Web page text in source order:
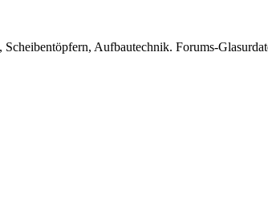
Aufbautechnik. Forums-